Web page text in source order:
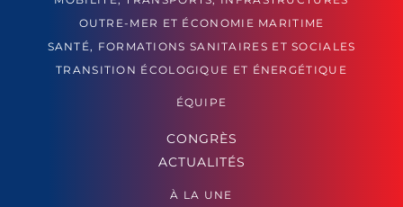
OUTRE-MER ET ÉCONOMIE MARITIME
SANTÉ, FORMATIONS SANITAIRES ET SOCIALES
TRANSITION ÉCOLOGIQUE ET ÉNERGÉTIQUE
ÉQUIPE
CONGRÈS
ACTUALITÉS
À LA UNE